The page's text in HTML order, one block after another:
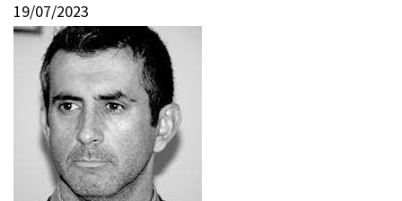
19/07/2023